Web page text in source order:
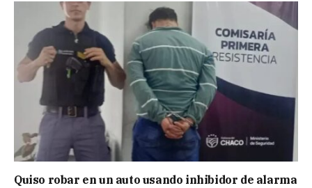
Quiso robar en un auto usando inhibidor de alarma